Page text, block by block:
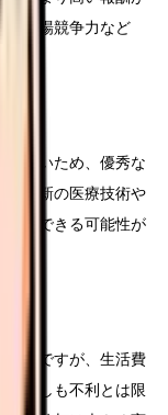
、市場競争力など
激しいため、優秀な
。最新の医療技術や
獲得できる可能性が
低めですが、生活費
必ずしも不利とは限